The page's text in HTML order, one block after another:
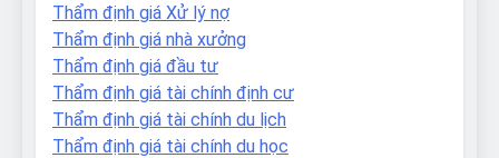
Thẩm định giá Xử lý nợ
Thẩm định giá nhà xưởng
Thẩm định giá đầu tư
Thẩm định giá tài chính định cư
Thẩm định giá tài chính du lịch
Thẩm định giá tài chính du học